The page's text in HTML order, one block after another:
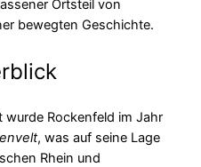
Ortsteil von
bewegten Geschichte.
Rockenfeld im Jahr
, was auf seine Lage
Rhein und